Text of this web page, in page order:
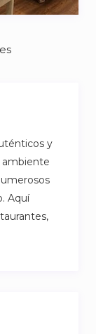
y
ambiente
Aquí